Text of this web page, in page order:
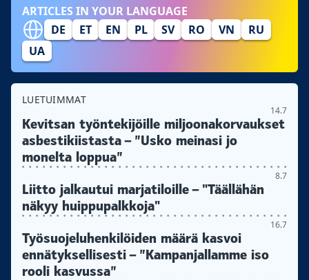
ARTICLES IN YOUR LANGUAGE
DE
ET EN PL SV RO VN
RU
UA
LUETUIMMAT
14.7
Kevitsan työntekijöille miljoonakorvaukset
asbestikiistasta – ”Usko meinasi jo
monelta loppua”
8.7
Liitto jalkautui marjatiloille – "Täällähän
näkyy huippupalkkoja"
16.7
Työsuojeluhenkilöiden määrä kasvoi
ennätyksellisesti – ”Kampanjallamme iso
rooli kasvussa”